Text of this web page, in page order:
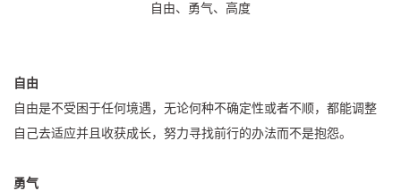
自由、勇气、高度
自由
自由是不受困于任何境遇，无论何种不确定性或者不顺，都能调整
自己去适应并且收获成长，努力寻找前行的办法而不是抱怨。
勇气